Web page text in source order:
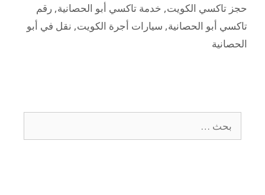
حجز تاكسي الكويت, خدمة تاكسي أبو الحصانية, رقم
تاكسي أبو الحصانية, سيارات أجرة الكويت, نقل في أبو
الحصانية